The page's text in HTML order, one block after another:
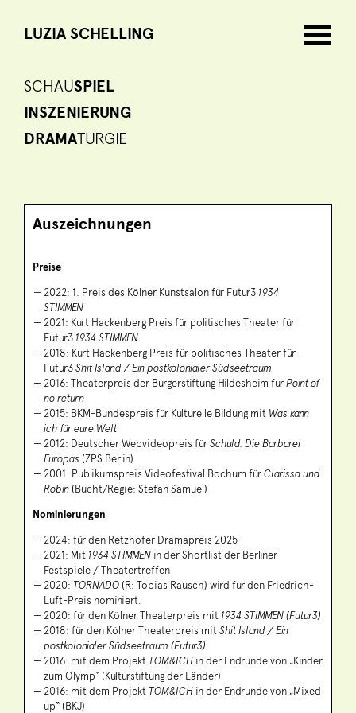
LUZIA SCHELLING
SCHAUSPIEL
INSZENIERUNG
DRAMATURGIE
Auszeichnungen
Preise
2022: 1. Preis des Kölner Kunstsalon für Futur3 1934
STIMMEN
2021: Kurt Hackenberg Preis für politisches Theater für
Futur3 1934 STIMMEN
2018: Kurt Hackenberg Preis für politisches Theater für
Futur3Shit Island / Ein postkolonialer Südseetraum
2016: Theaterpreis der Bürgerstiftung Hildesheim fürPoint of
no return
2015: BKM-Bundespreis für Kulturelle Bildung mit Was kann
ich für eure Welt
2012: Deutscher Webvideopreis fürSchuld. Die Barbarei
Europas (ZPS Berlin)
2001: Publikumspreis Videofestival Bochum fürClarissa und
Robin (Bucht/Regie: Stefan Samuel)
Nominierungen
2024: für den Retzhofer Dramapreis 2025
2021: Mit 1934 STIMMEN in der Shortlist der Berliner
Festspiele / Theatertreffen
2020: TORNADO (R: Tobias Rausch) wird für den Friedrich-
Luft-Preis nominiert.
2020: für den Kölner Theaterpreis mit 1934 STIMMEN (Futur3)
2018: für den Kölner Theaterpreis mitShit Island / Ein
postkolonialer Südseetraum (Futur3)
2016: mit dem Projekt TOM&ICH in der Endrunde von „Kinder
zum Olymp“ (Kulturstiftung der Länder)
2016: mit dem Projekt TOM&ICH in der Endrunde von „Mixed
up“ (BKJ)